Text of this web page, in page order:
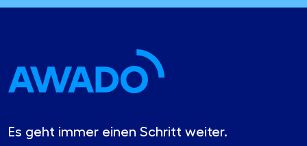
Es geht immer einen Schritt weiter.